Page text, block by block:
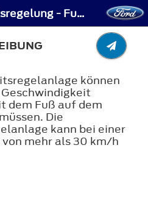
Geschwindigkeitsregelung - Funktionsbeschreibung
können
dem Fuß auf dem
Die
kann bei einer
mehr als 30 km/h